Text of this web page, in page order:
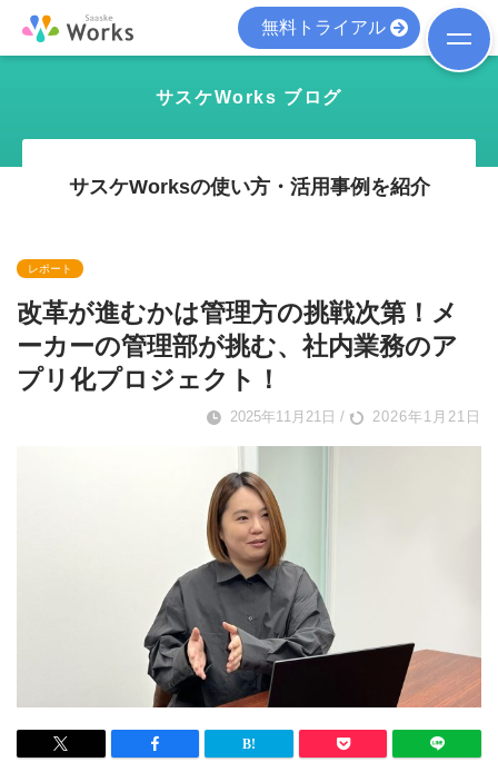
無料トライアル
サスケWorks ブログ
サスケWorksの使い方・活用事例を紹介
レポート
改革が進むかは管理方の挑戦次第！メ
ーカーの管理部が挑む、社内業務のア
プリ化プロジェクト！
2025年11月21日 / 2026年1月21日